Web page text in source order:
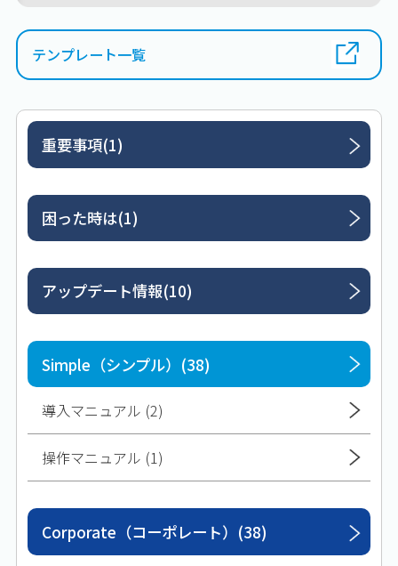
テンプレート一覧
重要事項(1)
困った時は(1)
アップデート情報(10)
Simple（シンプル）(38)
導入マニュアル (2)
操作マニュアル (1)
Corporate（コーポレート）(38)